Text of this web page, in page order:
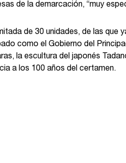
de la demarcación, “muy
de 30 unidades, de las que
como el Gobierno del
la escultura del japonés
a los 100 años del certamen.